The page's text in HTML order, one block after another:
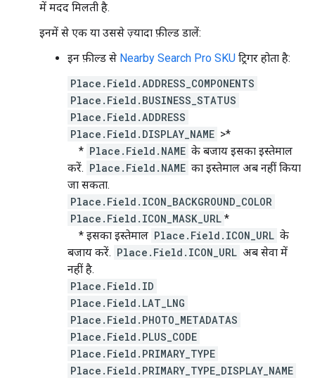
में मदद मिलती है.
इनमें से एक या उससे ज़्यादा फ़ील्ड डालें:
इन फ़ील्ड से Nearby Search Pro SKU ट्रिगर होता है:
Place.Field.ADDRESS_COMPONENTS
Place.Field.BUSINESS_STATUS
Place.Field.ADDRESS
Place.Field.DISPLAY_NAME >*
* Place.Field.NAME के बजाय इसका इस्तेमाल
करें. Place.Field.NAME का इस्तेमाल अब नहीं किया
जा सकता.
Place.Field.ICON_BACKGROUND_COLOR
Place.Field.ICON_MASK_URL *
* इसका इस्तेमाल Place.Field.ICON_URL के
बजाय करें. Place.Field.ICON_URL अब सेवा में
नहीं है.
Place.Field.ID
Place.Field.LAT_LNG
Place.Field.PHOTO_METADATAS
Place.Field.PLUS_CODE
Place.Field.PRIMARY_TYPE
Place.Field.PRIMARY_TYPE_DISPLAY_NAME